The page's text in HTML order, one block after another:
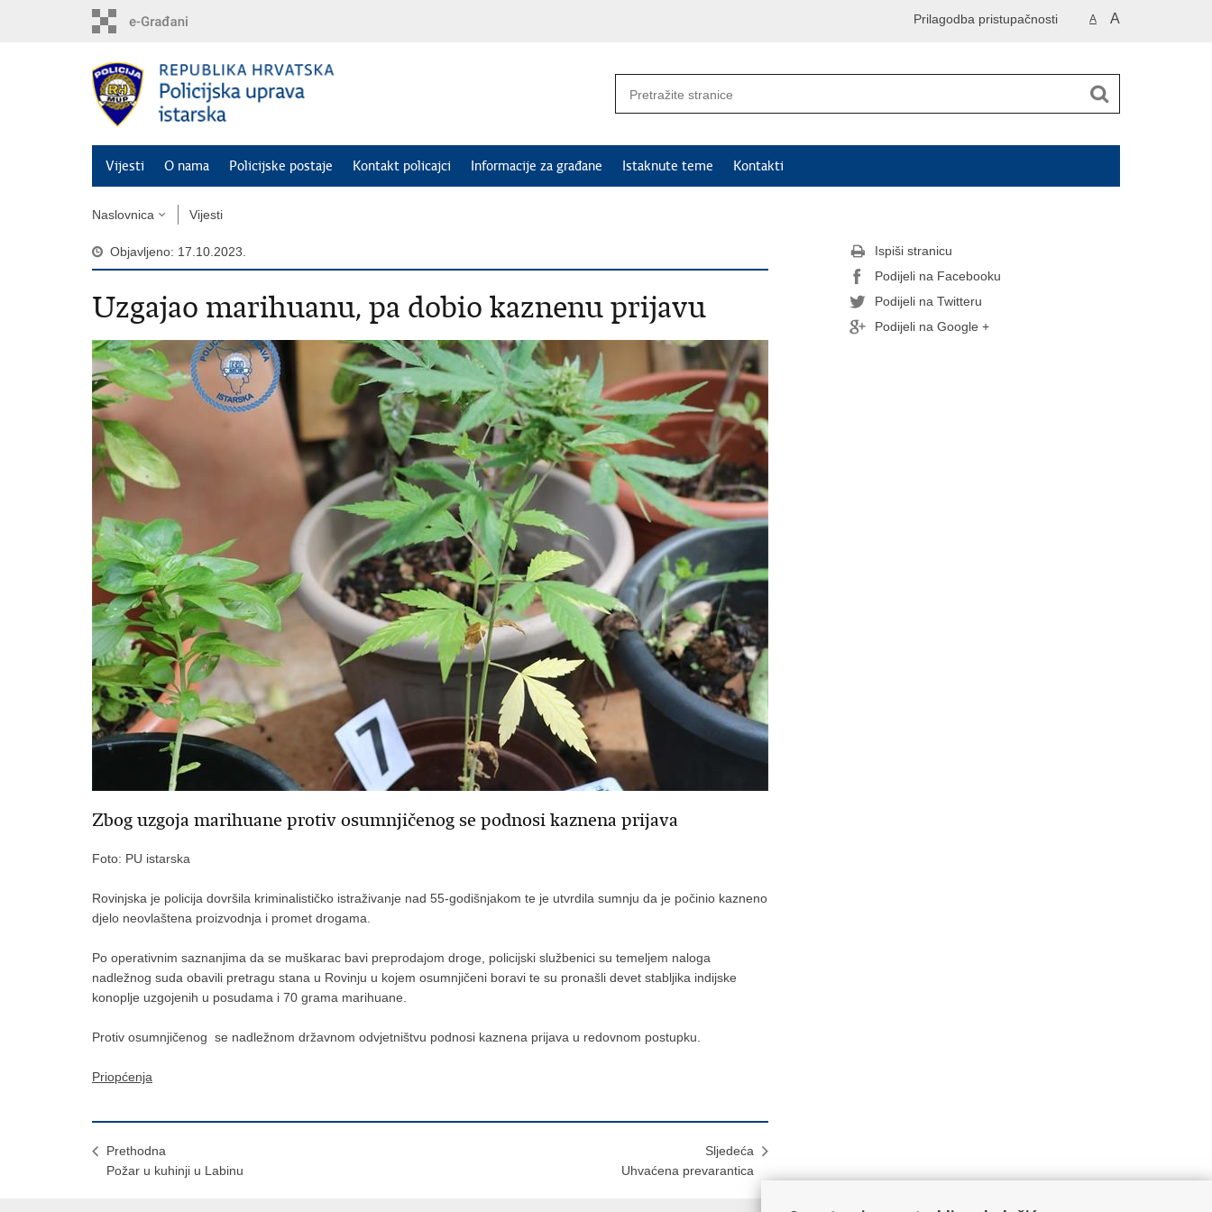
A A
Prilagodba pristupačnosti
Vijesti O nama Policijske postaje Kontakt policajci Informacije za građane Istaknute teme Kontakti
Naslovnica Vijesti
Objavljeno: 17.10.2023.
Uzgajao marihuanu, pa dobio kaznenu prijavu
Zbog uzgoja marihuane protiv osumnjičenog se podnosi kaznena prijava
Foto: PU istarska
Rovinjska je policija dovršila kriminalističko istraživanje nad 55-godišnjakom te je utvrdila sumnju da je počinio kazneno
djelo neovlaštena proizvodnja i promet drogama.
Po operativnim saznanjima da se muškarac bavi preprodajom droge, policijski službenici su temeljem naloga
nadležnog suda obavili pretragu stana u Rovinju u kojem osumnjičeni boravi te su pronašli devet stabljika indijske
konoplje uzgojenih u posudama i 70 grama marihuane.
Protiv osumnjičenog se nadležnom državnom odvjetništvu podnosi kaznena prijava u redovnom postupku.
Priopćenja
Prethodna
Požar u kuhinji u Labinu
Sljedeća
Uhvaćena prevarantica
Ispiši stranicu
Podijeli na Facebooku
Podijeli na Twitteru
Podijeli na Google +